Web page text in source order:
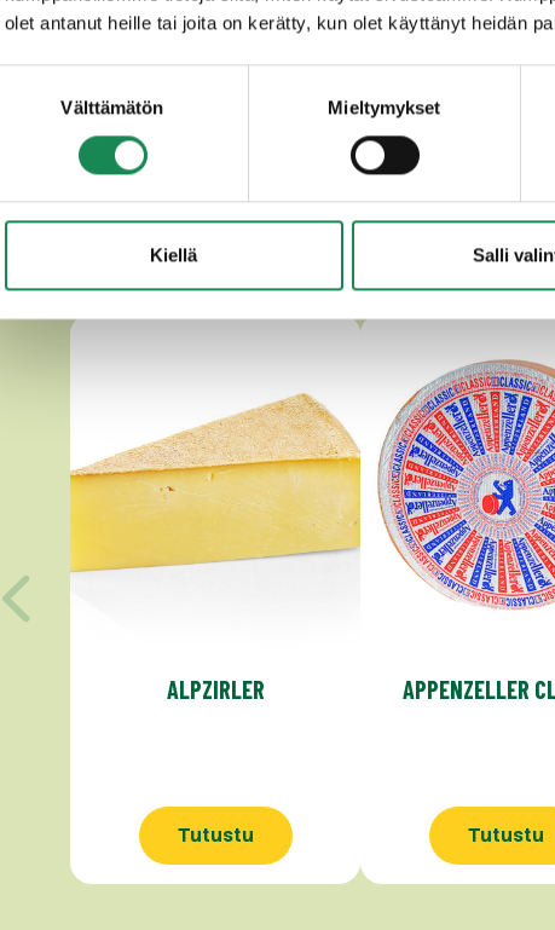
olet antanut heille tai joita on kerätty, kun olet käyttänyt heidän
Välttämätön Mieltymykset
Kiellä Salli
Erikoisruokavaliot
Ravintosisältö
Lisätiedot
MUUT HERKULLISET
ALPZIRLER
Tutustu
APPENZELLER
Tutustu